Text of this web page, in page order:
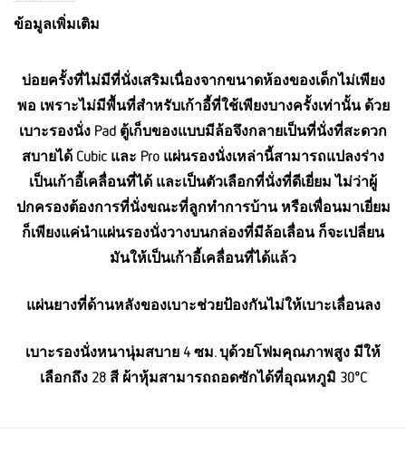
ข้อมูลเพิ่มเติม
บ่อยครั้งที่ไม่มีที่นั่งเสริมเนื่องจากขนาดห้องของเด็กไม่เพียง
พอ เพราะไม่มีพื้นที่สำหรับเก้าอี้ที่ใช้เพียงบางครั้งเท่านั้น ด้วย
เบาะรองนั่ง Pad ตู้เก็บของแบบมีล้อจึงกลายเป็นที่นั่งที่สะดวก
สบายได้ Cubic และ Pro แผ่นรองนั่งเหล่านี้สามารถแปลงร่าง
เป็นเก้าอี้เคลื่อนที่ได้ และเป็นตัวเลือกที่นั่งที่ดีเยี่ยม ไม่ว่าผู้
ปกครองต้องการที่นั่งขณะที่ลูกทำการบ้าน หรือเพื่อนมาเยี่ยม
ก็เพียงแค่นำแผ่นรองนั่งวางบนกล่องที่มีล้อเลื่อน ก็จะเปลี่ยน
มันให้เป็นเก้าอี้เคลื่อนที่ได้แล้ว
แผ่นยางที่ด้านหลังของเบาะช่วยป้องกันไม่ให้เบาะเลื่อนลง
เบาะรองนั่งหนานุ่มสบาย 4 ซม. บุด้วยโฟมคุณภาพสูง มีให้
เลือกถึง 28 สี ผ้าหุ้มสามารถถอดซักได้ที่อุณหภูมิ 30°C